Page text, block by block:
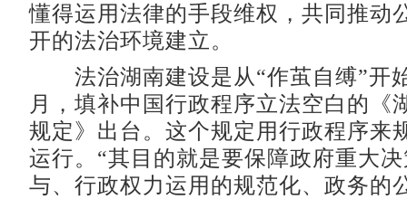
懂得运用法律的手段维权，共同推动
开的法治环境建立。
法治湖南建设是从“作茧自缚”开
月，填补中国行政程序立法空白的《
规定》出台。这个规定用行政程序来
运行。“其目的就是要保障政府重大
与、行政权力运用的规范化、政务的